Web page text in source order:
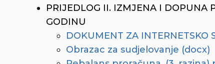
PRIJEDLOG II. IZMJENA I DOPUNA
GODINU
DOKUMENT ZA INTERNETSKO
Obrazac za sudjelovanje (docx)